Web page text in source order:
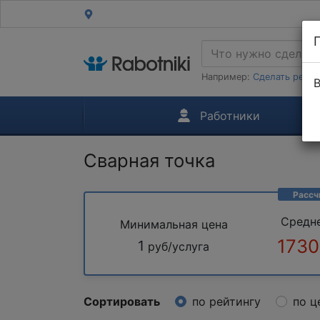
Например: Сделать
Работники
Сварная точка
Минимальная цена
1 руб/услуга
Сортировать по рейтингу по